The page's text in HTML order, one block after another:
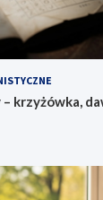
krzyżówka,